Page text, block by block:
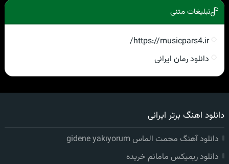
تبلیغات متنی
https://musicpars4.ir/
دانلود رمان ایرانی
دانلود اهنگ برتر ایرانی
دانلود آهنگ محمت الماس gidene yakıyorum
دانلود ریمیکس مامانم خریده